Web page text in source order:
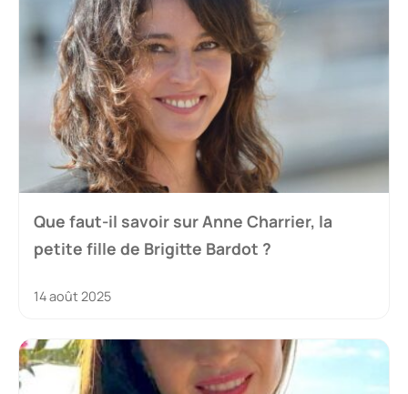
Que faut-il savoir sur Anne Charrier, la
petite fille de Brigitte Bardot ?
14 août 2025